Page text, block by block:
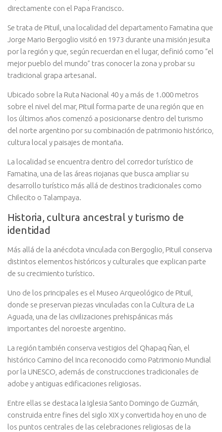
directamente con el Papa Francisco.
Se trata de Pituil, una localidad del departamento Famatina que
Jorge Mario Bergoglio visitó en 1973 durante una misión jesuita
por la región y que, según recuerdan en el lugar, definió como “el
mejor pueblo del mundo” tras conocer la zona y probar su
tradicional grapa artesanal.
Ubicado sobre la Ruta Nacional 40 y a más de 1.000 metros
sobre el nivel del mar, Pituil forma parte de una región que en
los últimos años comenzó a posicionarse dentro del turismo
del norte argentino por su combinación de patrimonio histórico,
cultura local y paisajes de montaña.
La localidad se encuentra dentro del corredor turístico de
Famatina, una de las áreas riojanas que busca ampliar su
desarrollo turístico más allá de destinos tradicionales como
Chilecito o Talampaya.
Historia, cultura ancestral y turismo de
identidad
Más allá de la anécdota vinculada con Bergoglio, Pituil conserva
distintos elementos históricos y culturales que explican parte
de su crecimiento turístico.
Uno de los principales es el Museo Arqueológico de Pituil,
donde se preservan piezas vinculadas con la Cultura de La
Aguada, una de las civilizaciones prehispánicas más
importantes del noroeste argentino.
La región también conserva vestigios del Qhapaq Ñan, el
histórico Camino del Inca reconocido como Patrimonio Mundial
por la UNESCO, además de construcciones tradicionales de
adobe y antiguas edificaciones religiosas.
Entre ellas se destaca la Iglesia Santo Domingo de Guzmán,
construida entre fines del siglo XIX y convertida hoy en uno de
los puntos centrales de las celebraciones religiosas de la